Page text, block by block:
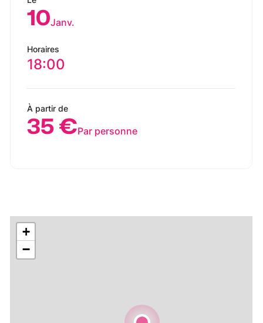
10Janv.
Horaires
18:00
À partir de
35 €Par personne
+
−